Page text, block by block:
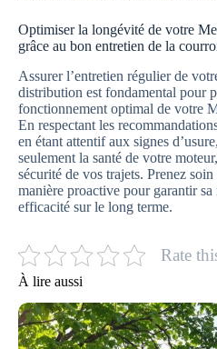
Optimiser la longévité de votre
grâce au bon entretien de la
Assurer l’entretien régulier de
distribution est fondamental pour
fonctionnement optimal de votre
En respectant les
en étant attentif aux signes
seulement la santé de votre
sécurité de vos trajets. Prenez
manière proactive pour garantir sa
efficacité sur le long terme.
Rate
À lire aussi